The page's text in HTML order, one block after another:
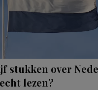
stukken over
lezen?